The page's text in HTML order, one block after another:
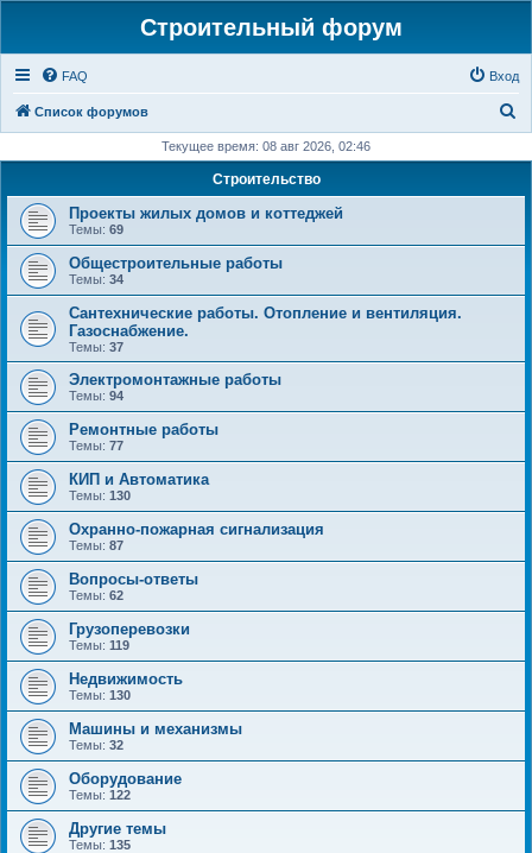
Строительный форум
FAQ Вход
Список форумов
и
с
Текущее время: 08 авг 2026, 02:46
Строительство
Проекты жилых домов и коттеджей
Темы: 69
Общестроительные работы
Темы: 34
Сантехнические работы. Отопление и вентиляция.
Газоснабжение.
Темы: 37
Электромонтажные работы
Темы: 94
Ремонтные работы
Темы: 77
КИП и Автоматика
Темы: 130
Охранно-пожарная сигнализация
Темы: 87
Вопросы-ответы
Темы: 62
Грузоперевозки
Темы: 119
Недвижимость
Темы: 130
Машины и механизмы
Темы: 32
Оборудование
Темы: 122
Другие темы
Темы: 135